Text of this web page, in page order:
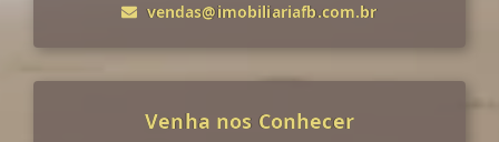
vendas@imobiliariafb.com.br
Venha nos Conhecer